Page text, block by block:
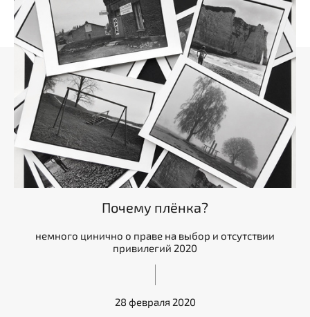
Почему плёнка?
немного цинично о праве на выбор и отсутствии
привилегий 2020
28 февраля 2020